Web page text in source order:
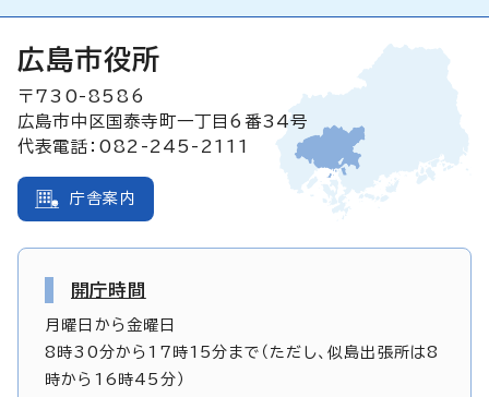
広島市役所
〒730-8586
広島市中区国泰寺町一丁目6番34号
代表電話：082-245-2111
庁舎案内
開庁時間
月曜日から金曜日
8時30分から17時15分まで（ただし、似島出張所は8
時から16時45分）